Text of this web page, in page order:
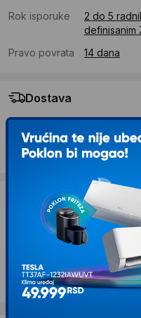
Rok isporuke
2 do 5
definisanim
Pravo povrata
14 dana
Dostava
Standardna dostava se
dana
Troskovi dostave 490 RSD
Želite li ponudu za firmu?
Kontaktirajte nas
Opis proizvoda
DVD±RW interni